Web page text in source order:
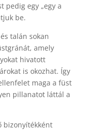
pedig egy „egy a
be.
talán sokan
amely
hivatott
is okozhat. Így
maga a füst
pillanatot láttál a
bizonyítékként